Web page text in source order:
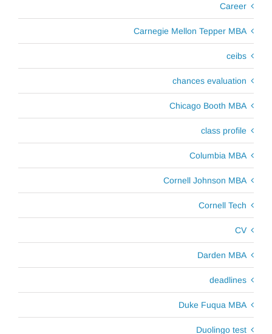
Career
Carnegie Mellon Tepper MBA
ceibs
chances evaluation
Chicago Booth MBA
class profile
Columbia MBA
Cornell Johnson MBA
Cornell Tech
CV
Darden MBA
deadlines
Duke Fuqua MBA
Duolingo test